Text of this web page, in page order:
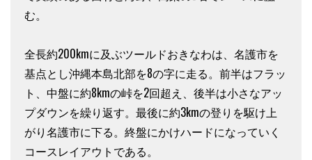
む。
全長約200kmに及ぶツールドおきなわは、名護市を
基点とし沖縄本島北部を8の字に走る。前半はフラッ
ト、中盤に約8kmの峠を2回超え、後半は小さなアッ
プダウンを繰り返す。最後に約3kmの登りを駆け上
がり名護市に下る。終盤にかけハードになっていく
コースレイアウトである。